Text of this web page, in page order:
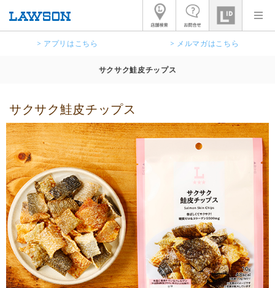
> アプリはこちら > メルマガはこちら
サクサク鮭皮チップス
サクサク鮭皮チップス